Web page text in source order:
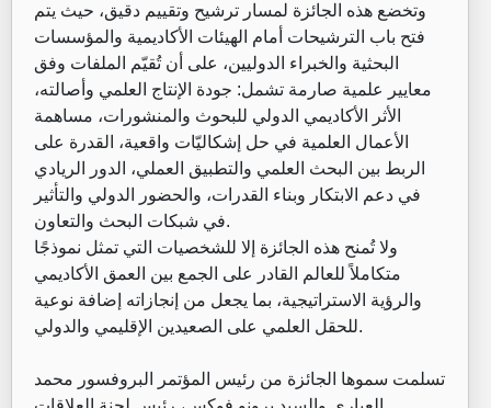
وتخضع هذه الجائزة لمسار ترشيح وتقييم دقيق، حيث يتم
فتح باب الترشيحات أمام الهيئات الأكاديمية والمؤسسات
البحثية والخبراء الدوليين، على أن تُقيّم الملفات وفق
معايير علمية صارمة تشمل: جودة الإنتاج العلمي وأصالته،
الأثر الأكاديمي الدولي للبحوث والمنشورات، مساهمة
الأعمال العلمية في حل إشكاليّات واقعية، القدرة على
الربط بين البحث العلمي والتطبيق العملي، الدور الريادي
في دعم الابتكار وبناء القدرات، والحضور الدولي والتأثير
في شبكات البحث والتعاون.
ولا تُمنح هذه الجائزة إلا للشخصيات التي تمثل نموذجًا
متكاملاً للعالم القادر على الجمع بين العمق الأكاديمي
والرؤية الاستراتيجية، بما يجعل من إنجازاته إضافة نوعية
للحقل العلمي على الصعيدين الإقليمي والدولي.
تسلمت سموها الجائزة من رئيس المؤتمر البروفسور محمد